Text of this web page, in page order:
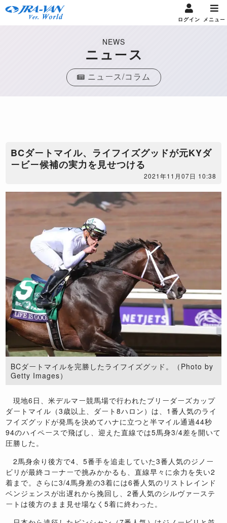
ログイン メニュー
NEWS
ニュース
ニュース/コラム
BCダートマイル、ライフイズグッドが元KYダ
ービー候補の実力を見せつける
2021年11月07日 10:38
BCダートマイルを完勝したライフイズグッド。（Photo by
Getty Images）
現地6日、米デルマー競馬場で行われたブリーダーズカップ
ダートマイル（3歳以上、ダート8ハロン）は、1番人気のライ
フイズグッドが発馬を決めてハナに立つと半マイル通過44秒
94のハイペースで飛ばし、迎えた直線では5馬身3/4差を開いて
圧勝した。
2馬身余り後方で4、5番手を追走していた3番人気のジノー
ビリが最終コーナーで挑みかかるも、直線早々に余力を失い2
着まで。さらに3/4馬身差の3着には6番人気のリストレインド
ベンジェンスが出遅れから挽回し、2番人気のシルヴァーステ
ートは後方のまま見せ場なく5着に終わった。